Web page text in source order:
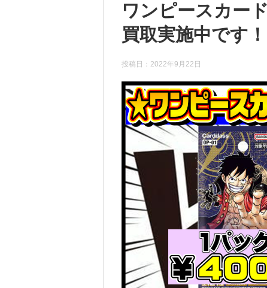
ワンピースカー
買取実施中です
投稿日： 2022年9月22日